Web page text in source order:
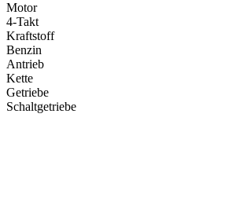
Motor
4-Takt
Kraftstoff
Benzin
Antrieb
Kette
Getriebe
Schaltgetriebe